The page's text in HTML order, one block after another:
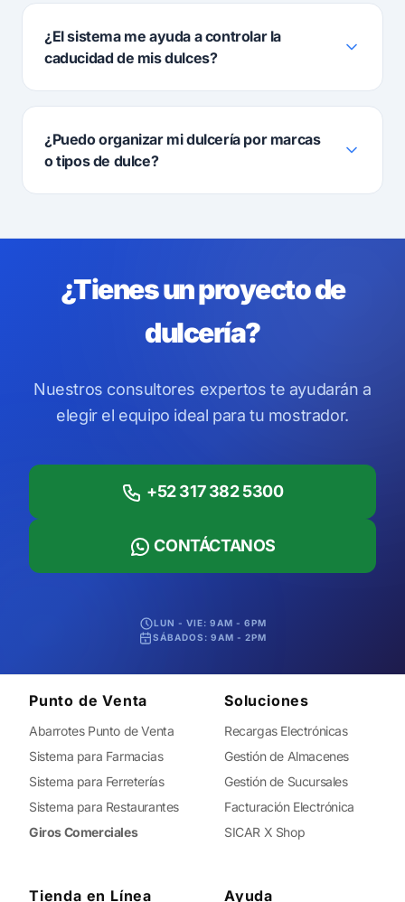
¿El sistema me ayuda a controlar la
caducidad de mis dulces?
¿Puedo organizar mi dulcería por marcas
o tipos de dulce?
¿Tienes un proyecto de
dulcería?
Nuestros consultores expertos te ayudarán a
elegir el equipo ideal para tu mostrador.
+52 317 382 5300
CONTÁCTANOS
LUN - VIE: 9AM - 6PM
SÁBADOS: 9AM - 2PM
Punto de Venta
Abarrotes Punto de Venta
Sistema para Farmacias
Sistema para Ferreterías
Sistema para Restaurantes
Giros Comerciales
Soluciones
Recargas Electrónicas
Gestión de Almacenes
Gestión de Sucursales
Facturación Electrónica
SICAR X Shop
Tienda en Línea Ayuda